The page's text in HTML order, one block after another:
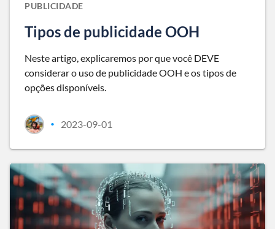
PUBLICIDADE
Tipos de publicidade OOH
Neste artigo, explicaremos por que você DEVE
considerar o uso de publicidade OOH e os tipos de
opções disponíveis.
• 2023-09-01